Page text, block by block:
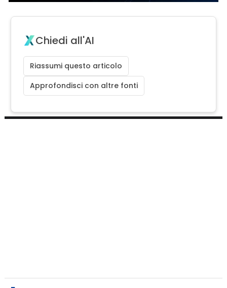
Chiedi all'AI
Riassumi questo articolo
Approfondisci con altre fonti